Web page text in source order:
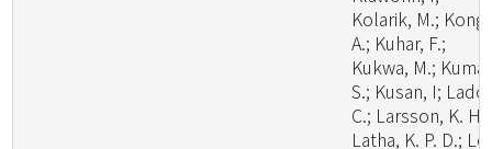
Kolarik, M.; Kong,
A.; Kuhar, F.;
Kukwa, M.;
S.; Kusan, I; Lado,
C.; Larsson, K. H.;
Latha, K. P. D.;